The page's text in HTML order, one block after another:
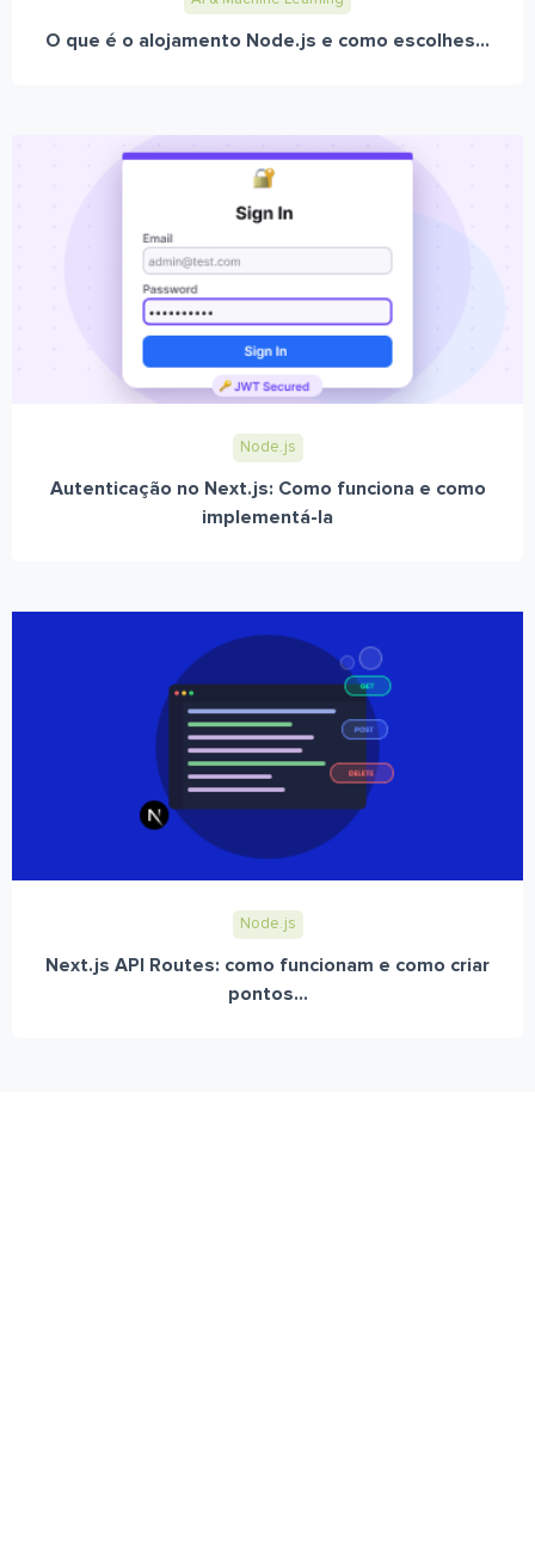
O que é o alojamento Node.js e como escolhes...
Node.js
Autenticação no Next.js: Como funciona e como
implementá-la
Node.js
Next.js API Routes: como funcionam e como criar
pontos...